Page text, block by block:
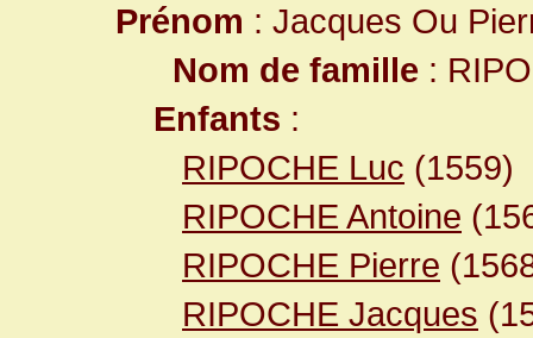
Prénom : Jacques Ou
Nom de famille :
Enfants :
RIPOCHE Luc (1559)
RIPOCHE Antoine
RIPOCHE Pierre
RIPOCHE Jacques